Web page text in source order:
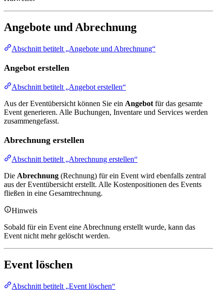
Angebote und Abrechnung
Abschnitt betitelt „Angebote und Abrechnung“
Angebot erstellen
Abschnitt betitelt „Angebot erstellen“
Aus der Eventübersicht können Sie ein Angebot für das gesamte
Event generieren. Alle Buchungen, Inventare und Services werden
zusammengefasst.
Abrechnung erstellen
Abschnitt betitelt „Abrechnung erstellen“
Die Abrechnung (Rechnung) für ein Event wird ebenfalls zentral
aus der Eventübersicht erstellt. Alle Kostenpositionen des Events
fließen in eine Gesamtrechnung.
Hinweis
Sobald für ein Event eine Abrechnung erstellt wurde, kann das
Event nicht mehr gelöscht werden.
Event löschen
Abschnitt betitelt „Event löschen“